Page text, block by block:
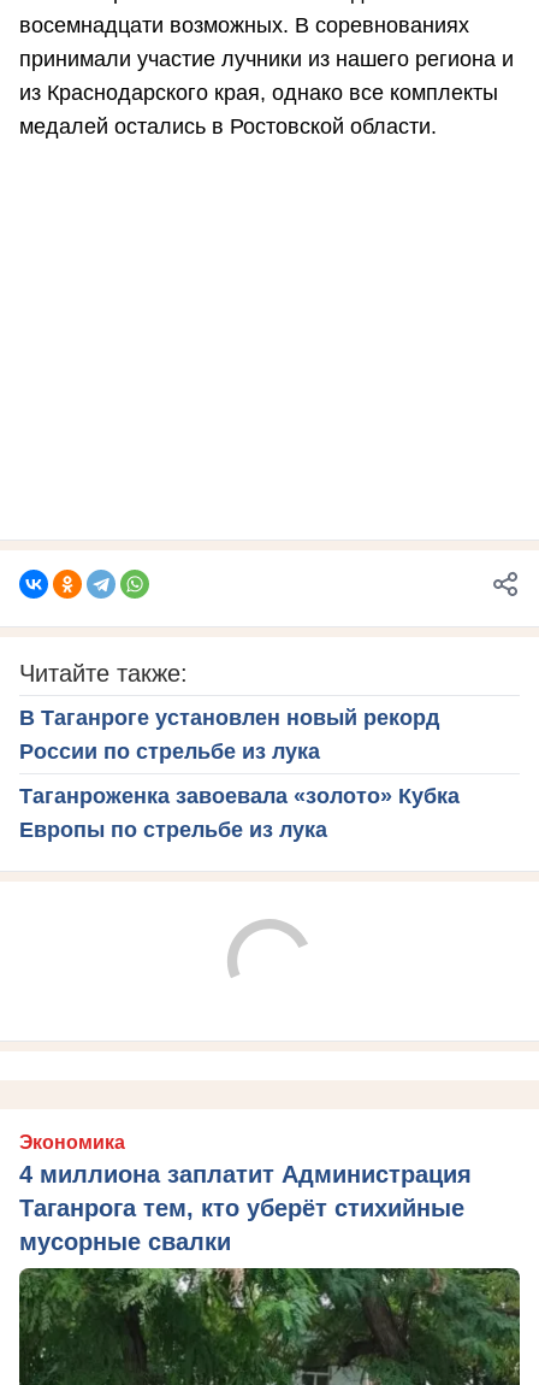
восемнадцати возможных. В соревнованиях
принимали участие лучники из нашего региона и
из Краснодарского края, однако все комплекты
медалей остались в Ростовской области.
Читайте также:
В Таганроге установлен новый рекорд
России по стрельбе из лука
Таганроженка завоевала «золото» Кубка
Европы по стрельбе из лука
Экономика
4 миллиона заплатит Администрация
Таганрога тем, кто уберёт стихийные
мусорные свалки